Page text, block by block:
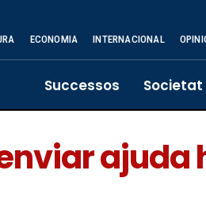
ECONOMIA INTERNACIONAL
Successos Societat